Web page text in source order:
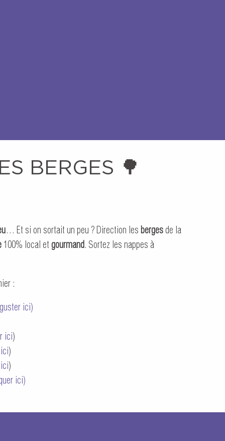
BERGES 🌳
… Et si on sortait un peu ? Direction les berges de la
100% local et gourmand. Sortez les nappes à
:
ici)
ici)
)
)
ici)